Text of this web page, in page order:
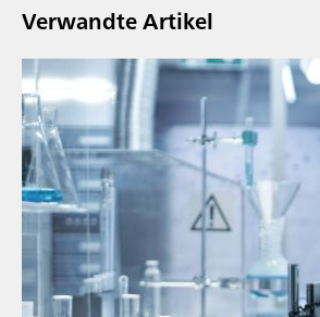
Verwandte Artikel